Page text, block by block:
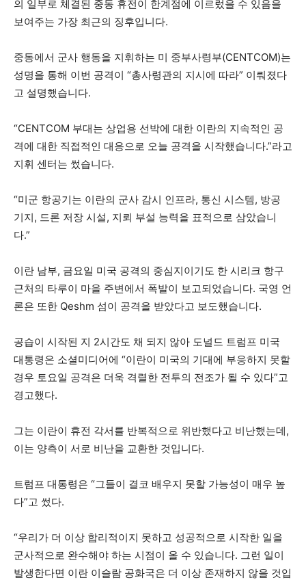
의 일부로 체결된 중동 휴전이 한계점에 이르렀을 수 있음을
보여주는 가장 최근의 징후입니다.
중동에서 군사 행동을 지휘하는 미 중부사령부(CENTCOM)는
성명을 통해 이번 공격이 “총사령관의 지시에 따라” 이뤄졌다
고 설명했습니다.
“CENTCOM 부대는 상업용 선박에 대한 이란의 지속적인 공
격에 대한 직접적인 대응으로 오늘 공격을 시작했습니다.”라고
지휘 센터는 썼습니다.
“미군 항공기는 이란의 군사 감시 인프라, 통신 시스템, 방공
기지, 드론 저장 시설, 지뢰 부설 능력을 표적으로 삼았습니
다.”
이란 남부, 금요일 미국 공격의 중심지이기도 한 시리크 항구
근처의 타루이 마을 주변에서 폭발이 보고되었습니다. 국영 언
론은 또한 Qeshm 섬이 공격을 받았다고 보도했습니다.
공습이 시작된 지 2시간도 채 되지 않아 도널드 트럼프 미국
대통령은 소셜미디어에 “이란이 미국의 기대에 부응하지 못할
경우 토요일 공격은 더욱 격렬한 전투의 전조가 될 수 있다”고
경고했다.
그는 이란이 휴전 각서를 반복적으로 위반했다고 비난했는데,
이는 양측이 서로 비난을 교환한 것입니다.
트럼프 대통령은 “그들이 결코 배우지 못할 가능성이 매우 높
다”고 썼다.
“우리가 더 이상 합리적이지 못하고 성공적으로 시작한 일을
군사적으로 완수해야 하는 시점이 올 수 있습니다. 그런 일이
발생한다면 이란 이슬람 공화국은 더 이상 존재하지 않을 것입